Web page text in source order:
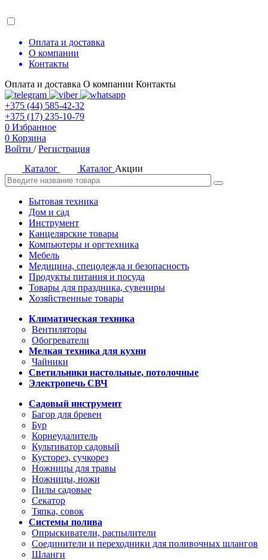
Оплата и доставка
О компании
Контакты
Оплата и доставка О компании Контакты
+375 (44) 585-42-32
+375 (17) 235-10-79
0 Избранное
0 Корзина
Войти / Регистрация
Каталог
Каталог Акции
Бытовая техника
Дом и сад
Инструмент
Канцелярские товары
Компьютеры и оргтехника
Мебель
Медицина, спецодежда и безопасность
Продукты питания и посуда
Товары для праздника, сувениры
Хозяйственные товары
Климатическая техника
Вентиляторы
Обогреватели
Мелкая техника для кухни
Чайники
Светильники настольные, потолочные
Электропечь СВЧ
Садовый инструмент
Багор для бревен
Бур
Корнеудалитель
Культиватор садовый
Кусторез, сучкорез
Ножницы для травы
Ножницы, ножи
Пилы садовые
Секатор
Тяпка, совок
Системы полива
Опрыскиватели, распылители
Соединители и переходники для поливочных шлангов
Шланги